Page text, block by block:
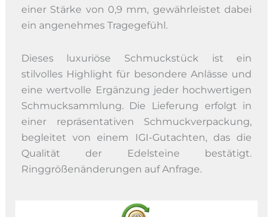
einer Stärke von 0,9 mm, gewährleistet dabei
ein angenehmes Tragegefühl.
Dieses luxuriöse Schmuckstück ist ein
stilvolles Highlight für besondere Anlässe und
eine wertvolle Ergänzung jeder hochwertigen
Schmucksammlung. Die Lieferung erfolgt in
einer repräsentativen Schmuckverpackung,
begleitet von einem IGI-Gutachten, das die
Qualität der Edelsteine bestätigt.
Ringgrößenänderungen auf Anfrage.